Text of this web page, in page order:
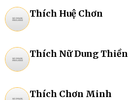
Thích Huệ Chơn
Thích Nữ Dung Thiền
Thích Chơn Minh